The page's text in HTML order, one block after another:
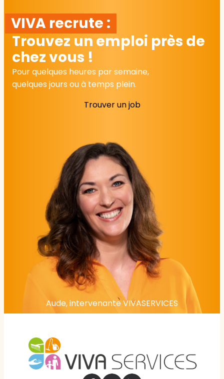
VIVA recrute :
Trouvez un emploi près de
chez vous !
Pour quelques heures par semaine,
quelques jours ou à temps plein.
Trouver un job
Aude, intervenante VIVASERVICES